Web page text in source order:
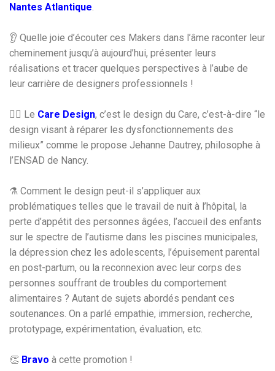
Nantes Atlantique
👂 Quelle joie d’écouter ces Makers dans l’âme raconter leur
cheminement jusqu’à aujourd’hui, présenter leurs
réalisations et tracer quelques perspectives à l’aube de
leur carrière de designers professionnels !
👩‍⚕️ Le Care Design, c’est le design du Care, c’est-à-dire “le
design visant à réparer les dysfonctionnements des
milieux” comme le propose Jehanne Dautrey, philosophe à
l’ENSAD de Nancy.
⚗ Comment le design peut-il s’appliquer aux
problématiques telles que le travail de nuit à l’hôpital, la
perte d’appétit des personnes âgées, l’accueil des enfants
sur le spectre de l’autisme dans les piscines municipales,
la dépression chez les adolescents, l’épuisement parental
en post-partum, ou la reconnexion avec leur corps des
personnes souffrant de troubles du comportement
alimentaires ? Autant de sujets abordés pendant ces
soutenances. On a parlé empathie, immersion, recherche,
prototypage, expérimentation, évaluation, etc.
👏 Bravo à cette promotion !